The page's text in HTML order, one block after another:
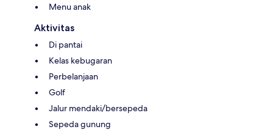
Menu anak
Aktivitas
Di pantai
Kelas kebugaran
Perbelanjaan
Golf
Jalur mendaki/bersepeda
Sepeda gunung